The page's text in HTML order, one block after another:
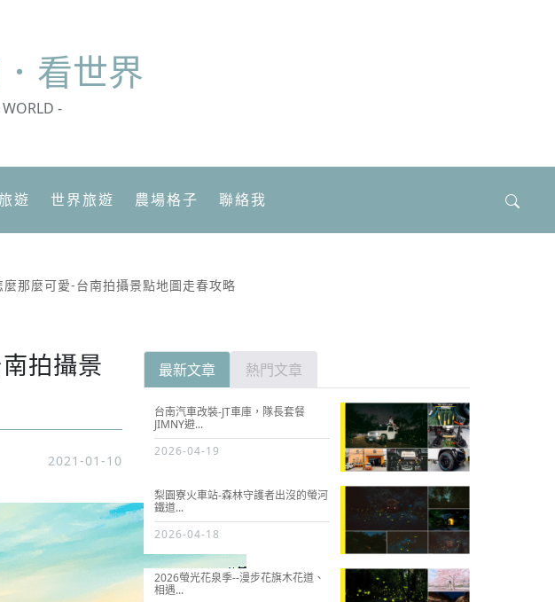
看世界
-
遊 世界旅遊 農場格子 聯絡我
尋
那麼可愛-台南拍攝景點地圖走春攻略
拍攝景
2021-01-10
最新文章 熱門文章
台南汽車改裝-JT車庫，隊長套餐
JIMNY避...
2026-04-19
梨園寮火車站-森林守護者出沒的螢河
鐵道...
2026-04-18
2026螢光花泉季--漫步花旗木花道、
相遇...